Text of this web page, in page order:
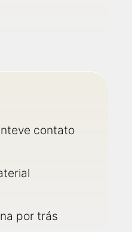
contato
por trás